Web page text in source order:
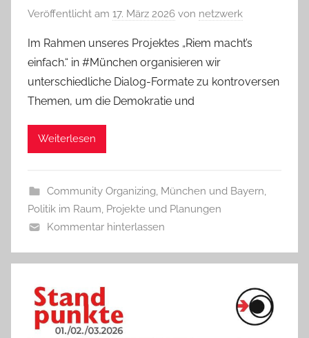
Veröffentlicht am 17. März 2026 von netzwerk
Im Rahmen unseres Projektes „Riem macht’s
einfach.“ in #München organisieren wir
unterschiedliche Dialog-Formate zu kontroversen
Themen, um die Demokratie und
Weiterlesen
Community Organizing, München und Bayern,
Politik im Raum, Projekte und Planungen
Kommentar hinterlassen